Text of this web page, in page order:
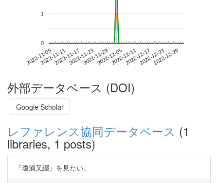
2022-11-052022-11-112022-11-172022-11-232022-11-292022-12-052022-12-112022-12-172022-12-232022-12-29
0
1
外部データベース (DOI)
Google Scholar
レファレンス協同データベース (1
libraries, 1 posts)
『瓊浦又綴』を見たい。